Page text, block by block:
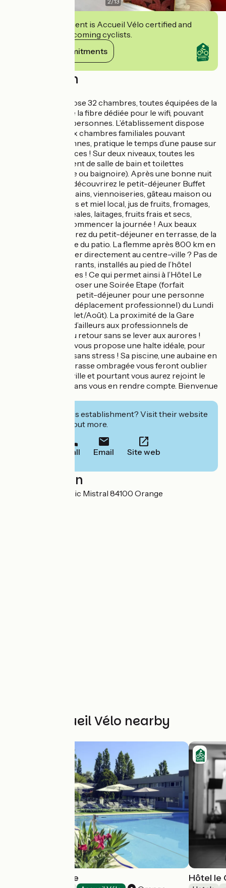
This establishment is Accueil Vélo certified and
commits to welcoming cyclists.
View its commitments
Description
L’hôtel vous propose 32 chambres, toutes équipées de la
climatisation et de la fibre dédiée pour le wifi, pouvant
accueillir de 2 à 3 personnes. L’établissement dispose
également de deux chambres familiales pouvant
accueillir 4 personnes, pratique le temps d’une pause sur
la route des vacances ! Sur deux niveaux, toutes les
chambres disposent de salle de bain et toilettes
privatives (douche ou baignoire). Après une bonne nuit
de sommeil, vous découvrirez le petit-déjeuner Buffet
Continental, ses pains, viennoiseries, gâteau maison ou
brioche, confitures et miel local, jus de fruits, fromages,
charcuteries, céréales, laitages, fruits frais et secs,
histoire de bien commencer la journée ! Aux beaux
jours, vous profiterez du petit-déjeuner en terrasse, de la
piscine et du calme du patio. La flemme après 800 km en
voiture de s’attaquer directement au centre-ville ? Pas de
souci, deux restaurants, installés au pied de l’hôtel
raviront vos papilles ! Ce qui permet ainsi à l’Hôtel Le
Louvre*** de proposer une Soirée Etape (forfait
Chambre, dîner et petit-déjeuner pour une personne
dans le cadre d’un déplacement professionnel) du Lundi
au Jeudi (hors Juillet/Août). La proximité de la Gare
d’Orange permet d’ailleurs aux professionnels de
prendre le train du retour sans se lever aux aurores !
L’Hôtel Le Louvre vous propose une halte idéale, pour
profiter de la ville sans stress ! Sa piscine, une aubaine en
centre-ville, sa terrasse ombragée vous feront oublier
que vous êtes en ville et pourtant vous aurez rejoint le
centre d’Orange sans vous en rendre compte. Bienvenue
Interested in this establishment? Visit their website
to book or find out more.
Call Email Site web
Localisation
89, avenue Fréderic Mistral 84100 Orange
Other Accueil Vélo nearby
Mercure Orange Hôtel le